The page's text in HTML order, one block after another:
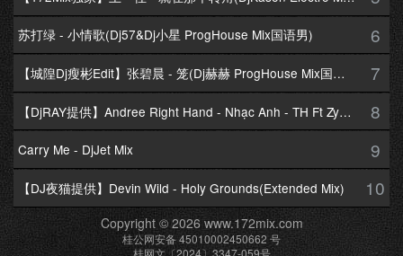
苏打绿 - 小情歌(Dj57&Dj小星 ProgHouse Mix国语男) 6
【城隍Dj瘦彬Edit】张碧晨 - 笼(Dj赫赫 ProgHouse Mix国语女) 7
【DjRAY提供】Andree Right Hand - Nhạc Anh - TH Ft Zym Mix 8
Carry Me - DjJet Mix 9
【DJ夜猫提供】Devin Wild - Holy Grounds(Extended Mix) 10
Copyright © 2026 www.172mix.com
桂公网安备 45010002450662 号
桂网文〔2024〕3347-059号